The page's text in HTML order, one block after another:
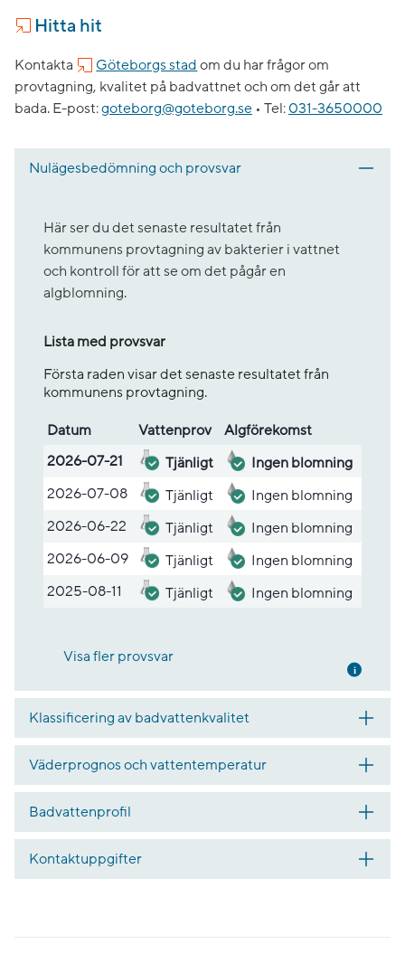
Hitta hit
Kontakta Göteborgs stad om du har frågor om
provtagning, kvalitet på badvattnet och om det går att
bada. E-post:goteborg@goteborg.se • Tel: 031-3650000
Nulägesbedömning och provsvar
Här ser du det senaste resultatet från
kommunens provtagning av bakterier i vattnet
och kontroll för att se om det pågår en
algblomning.
Lista med provsvar
Första raden visar det senaste resultatet från
kommunens provtagning.
Lista med provsvar
Datum Vatten­prov
Alg­före­komst
2026-07-21
Tjänligt
Ingen blomning
2026-07-08
Tjänligt
Ingen blomning
2026-06-22
Tjänligt
Ingen blomning
2026-06-09
Tjänligt
Ingen blomning
2025-08-11
Tjänligt Ingen blomning
Visa fler provsvar Mer
Klassificering av badvattenkvalitet
Väderprognos och vattentemperatur
Badvattenprofil
Kontaktuppgifter